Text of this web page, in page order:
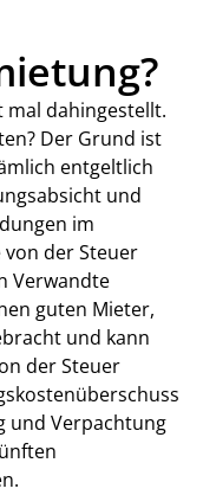
mal dahingestellt.
Der Grund ist
entgeltlich
und
im
der Steuer
Verwandte
guten Mieter,
und kann
der Steuer
und Verpachtung